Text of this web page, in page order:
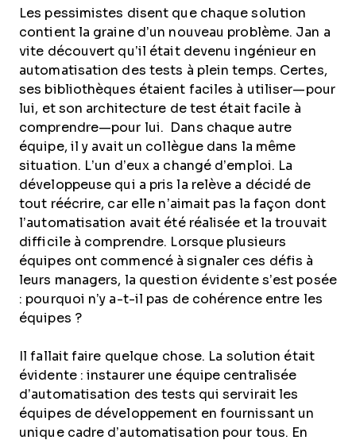
Les pessimistes disent que chaque solution
contient la graine d’un nouveau problème. Jan a
vite découvert qu’il était devenu ingénieur en
automatisation des tests à plein temps. Certes,
ses bibliothèques étaient faciles à utiliser—pour
lui, et son architecture de test était facile à
comprendre—pour lui. Dans chaque autre
équipe, il y avait un collègue dans la même
situation. L’un d’eux a changé d’emploi. La
développeuse qui a pris la relève a décidé de
tout réécrire, car elle n’aimait pas la façon dont
l’automatisation avait été réalisée et la trouvait
difficile à comprendre. Lorsque plusieurs
équipes ont commencé à signaler ces défis à
leurs managers, la question évidente s’est posée
: pourquoi n’y a-t-il pas de cohérence entre les
équipes ?
Il fallait faire quelque chose. La solution était
évidente : instaurer une équipe centralisée
d’automatisation des tests qui servirait les
équipes de développement en fournissant un
unique cadre d’automatisation pour tous. En